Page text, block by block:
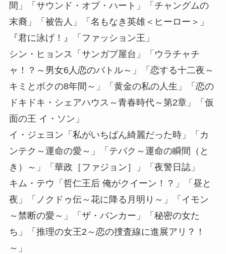
間」「サウンド・オブ・ハート」「チャングムの
末裔」「被告人」「名もなき英雄＜ヒーロー＞」
『君に泳げ！』「ファッション王」
シン・ヒョンス「サンガプ屋台」「ウラチャチ
ャ！？～男女6人恋のバトル～」「恋する十二夜～
キミとボクの8年間～」「黄金の私の人生」「恋の
ドキドキ・シェアハウス～青春時代～第2章」「仮
面の王 イ・ソン」
イ・ジェヨン「私がいちばん綺麗だった時」「カ
ンテク～運命の愛～」「テバク～運命の瞬間（と
き）～」「華政［ファジョン］」「夜警日誌」
キム・テウ「哲仁王后 俺がクイーン！？」「昼と
夜」「ノクドゥ伝～花に降る月明り～」「イモン
～禁断の愛～」「ザ・バンカー」「秘密の女た
ち」「推理の女王2～恋の捜査線に進展アリ？！
～」